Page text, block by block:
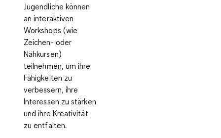
Jugendliche können
an interaktiven
Workshops (wie
Zeichen- oder
Nähkursen)
teilnehmen, um ihre
Fähigkeiten zu
verbessern, ihre
Interessen zu stärken
und ihre Kreativität
zu entfalten.